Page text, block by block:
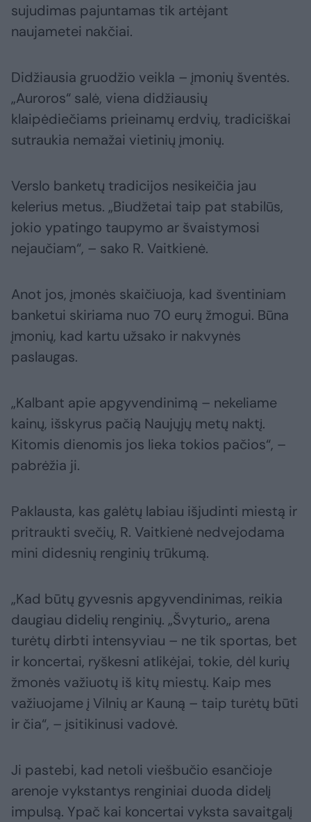
sujudimas pajuntamas tik artėjant
naujametei nakčiai.
Didžiausia gruodžio veikla – įmonių šventės.
„Auroros“ salė, viena didžiausių
klaipėdiečiams prieinamų erdvių, tradiciškai
sutraukia nemažai vietinių įmonių.
Verslo banketų tradicijos nesikeičia jau
kelerius metus. „Biudžetai taip pat stabilūs,
jokio ypatingo taupymo ar švaistymosi
nejaučiam“, – sako R. Vaitkienė.
Anot jos, įmonės skaičiuoja, kad šventiniam
banketui skiriama nuo 70 eurų žmogui. Būna
įmonių, kad kartu užsako ir nakvynės
paslaugas.
„Kalbant apie apgyvendinimą – nekeliame
kainų, išskyrus pačią Naujųjų metų naktį.
Kitomis dienomis jos lieka tokios pačios“, –
pabrėžia ji.
Paklausta, kas galėtų labiau išjudinti miestą ir
pritraukti svečių, R. Vaitkienė nedvejodama
mini didesnių renginių trūkumą.
„Kad būtų gyvesnis apgyvendinimas, reikia
daugiau didelių renginių. „Švyturio„ arena
turėtų dirbti intensyviau – ne tik sportas, bet
ir koncertai, ryškesni atlikėjai, tokie, dėl kurių
žmonės važiuotų iš kitų miestų. Kaip mes
važiuojame į Vilnių ar Kauną – taip turėtų būti
ir čia“, – įsitikinusi vadovė.
Ji pastebi, kad netoli viešbučio esančioje
arenoje vykstantys renginiai duoda didelį
impulsą. Ypač kai koncertai vyksta savaitgalį